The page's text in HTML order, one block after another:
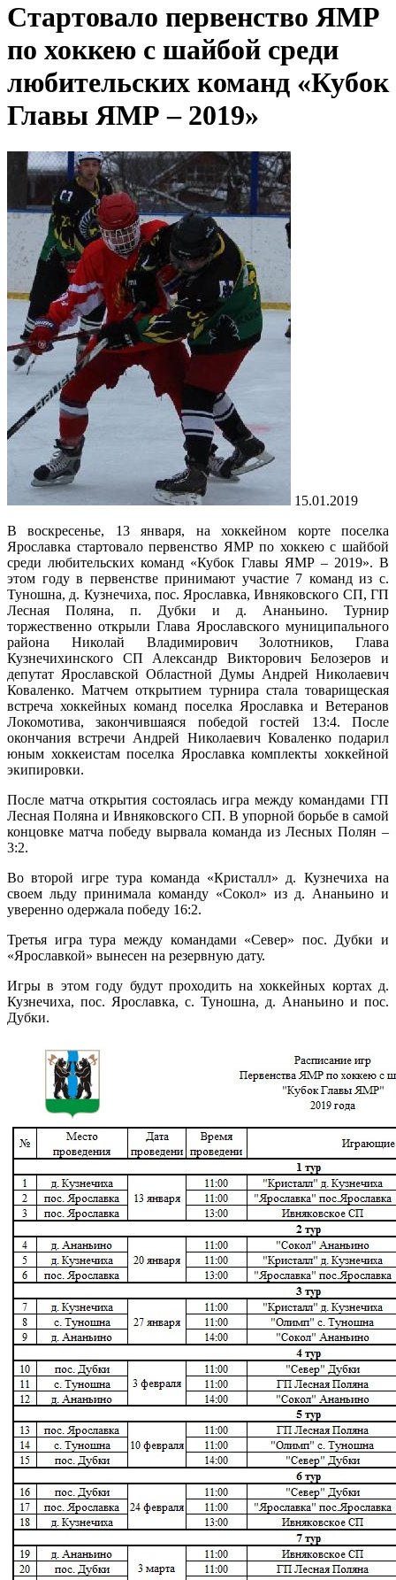
Стартовало первенство ЯМР
по хоккею с шайбой среди
любительских команд «Кубок
Главы ЯМР – 2019»
15.01.2019
В воскресенье, 13 января, на хоккейном корте поселка
Ярославка стартовало первенство ЯМР по хоккею с шайбой
среди любительских команд «Кубок Главы ЯМР – 2019». В
этом году в первенстве принимают участие 7 команд из с.
Туношна, д. Кузнечиха, пос. Ярославка, Ивняковского СП, ГП
Лесная Поляна, п. Дубки и д. Ананьино. Турнир
торжественно открыли Глава Ярославского муниципального
района Николай Владимирович Золотников, Глава
Кузнечихинского СП Александр Викторович Белозеров и
депутат Ярославской Областной Думы Андрей Николаевич
Коваленко. Матчем открытием турнира стала товарищеская
встреча хоккейных команд поселка Ярославка и Ветеранов
Локомотива, закончившаяся победой гостей 13:4. После
окончания встречи Андрей Николаевич Коваленко подарил
юным хоккеистам поселка Ярославка комплекты хоккейной
экипировки.
После матча открытия состоялась игра между командами ГП
Лесная Поляна и Ивняковского СП. В упорной борьбе в самой
концовке матча победу вырвала команда из Лесных Полян –
3:2.
Во второй игре тура команда «Кристалл» д. Кузнечиха на
своем льду принимала команду «Сокол» из д. Ананьино и
уверенно одержала победу 16:2.
Третья игра тура между командами «Север» пос. Дубки и
«Ярославкой» вынесен на резервную дату.
Игры в этом году будут проходить на хоккейных кортах д.
Кузнечиха, пос. Ярославка, с. Туношна, д. Ананьино и пос.
Дубки.